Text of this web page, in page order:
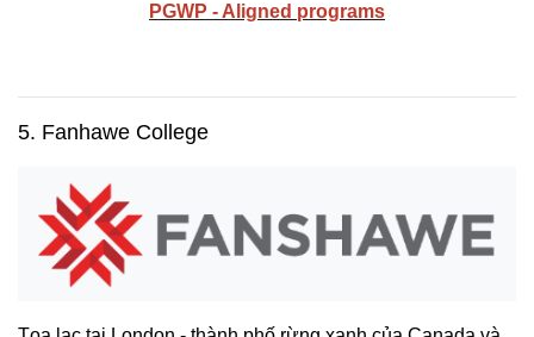
PGWP - Aligned programs
5. Fanhawe College